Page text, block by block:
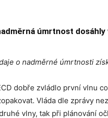
úmrtnost
o nadměrné úmrtnosti
dobře zvládlo první vlnu
Vláda dle zprávy
vlny, tak při plánování